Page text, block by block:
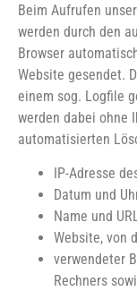
Beim Aufrufen
werden durch den
Browser
Website gesendet.
einem sog. Logfile
werden dabei ohne
automatisierten
IP-Adresse
Datum und
Name und
Website, von
verwendeter
Rechners